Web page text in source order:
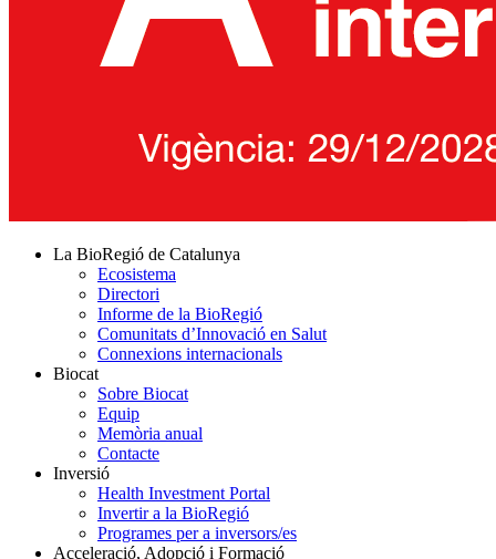
La BioRegió de Catalunya
Ecosistema
Directori
Informe de la BioRegió
Comunitats d’Innovació en Salut
Connexions internacionals
Biocat
Sobre Biocat
Equip
Memòria anual
Contacte
Inversió
Health Investment Portal
Invertir a la BioRegió
Programes per a inversors/es
Acceleració, Adopció i Formació